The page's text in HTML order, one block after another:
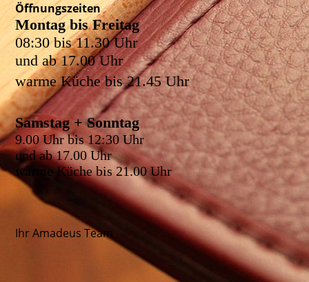
Öffnungszeiten
Montag bis Freitag
08:30 bis 11.30 Uhr
und ab 17.00 Uhr
warme Küche bis 21.45 Uhr
Samstag + Sonntag
9.00 Uhr bis 12:30 Uhr
und ab 17.00 Uhr
warme Küche bis 21.00 Uhr
Ihr Amadeus Team